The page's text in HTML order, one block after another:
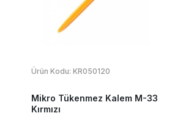
Ürün Kodu: KR050120
Mikro Tükenmez Kalem M-33
Kırmızı